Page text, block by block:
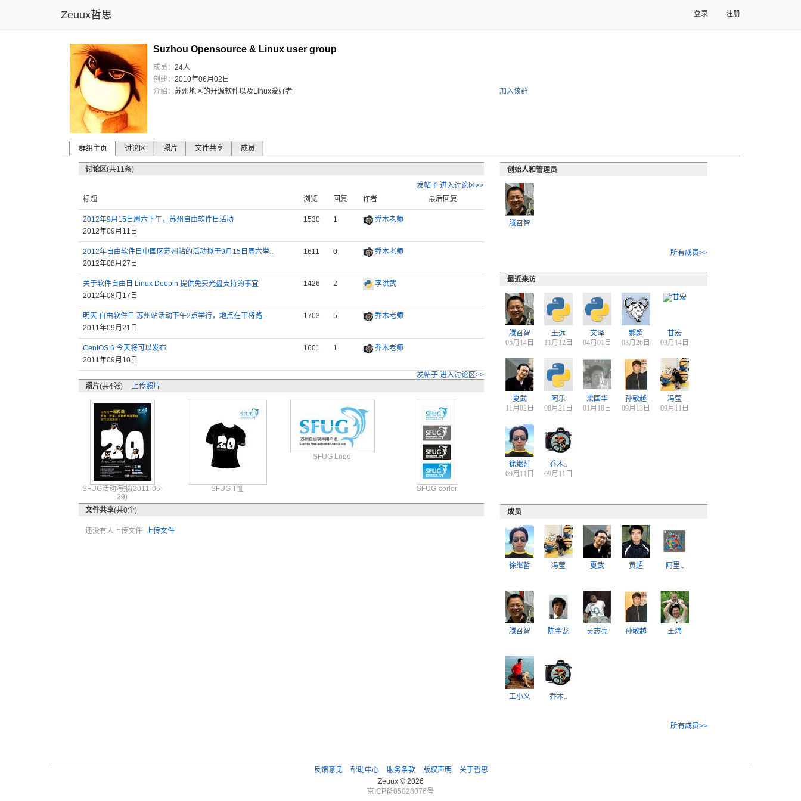
Zeuux哲思 登录 注册
Suzhou Opensource & Linux user group
成员： 24人
创建： 2010年06月02日
介绍： 苏州地区的开源软件以及Linux爱好者 加入该群
群组主页 讨论区 照片 文件共享 成员
讨论区(共11条)
发帖子 进入讨论区>>
标题
浏览 回复 作者 最后回复
2012年9月15日周六下午，苏州自由软件日活动 1530 1
乔木老师
2012年09月11日
2012年自由软件日中国区苏州站的活动拟于9月15日周六举.. 1611 0
乔木老师
2012年08月27日
关于软件自由日 Linux Deepin 提供免费光盘支持的事宜 1426 2
李洪武
2012年08月17日
明天 自由软件日 苏州站活动下午2点举行，地点在干将路.. 1703 5
乔木老师
2011年09月21日
CentOS 6 今天将可以发布 1601 1
乔木老师
2011年09月10日
发帖子 进入讨论区>>
照片(共4张) 上传照片
SFUG活动海报(2011-05-
29)
SFUG T恤
SFUG Logo
SFUG-corlor
文件共享(共0个)
还没有人上传文件 上传文件
创始人和管理员
滕召智
所有成员>>
最近来访
滕召智
05月14日
王远
11月12日
文泽
04月01日
郝超
03月26日
甘宏
03月14日
夏武
11月02日
阿乐
08月21日
梁国华
01月18日
孙敬越
09月13日
冯莹
09月11日
徐继哲
09月11日
乔木..
09月11日
成员
徐继哲 冯莹 夏武 黄超 阿里..
滕召智 陈金龙 吴志亮 孙敬越 王炜
王小义 乔木..
所有成员>>
反馈意见 帮助中心 服务条款 版权声明
关于哲思
Zeuux © 2026
京ICP备05028076号